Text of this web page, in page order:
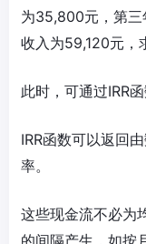
为35,800元，第
收入为59,120元，
此时，可通过IRR函
IRR函数可以返回
率。
这些现金流不必为
的间隔产生，如按